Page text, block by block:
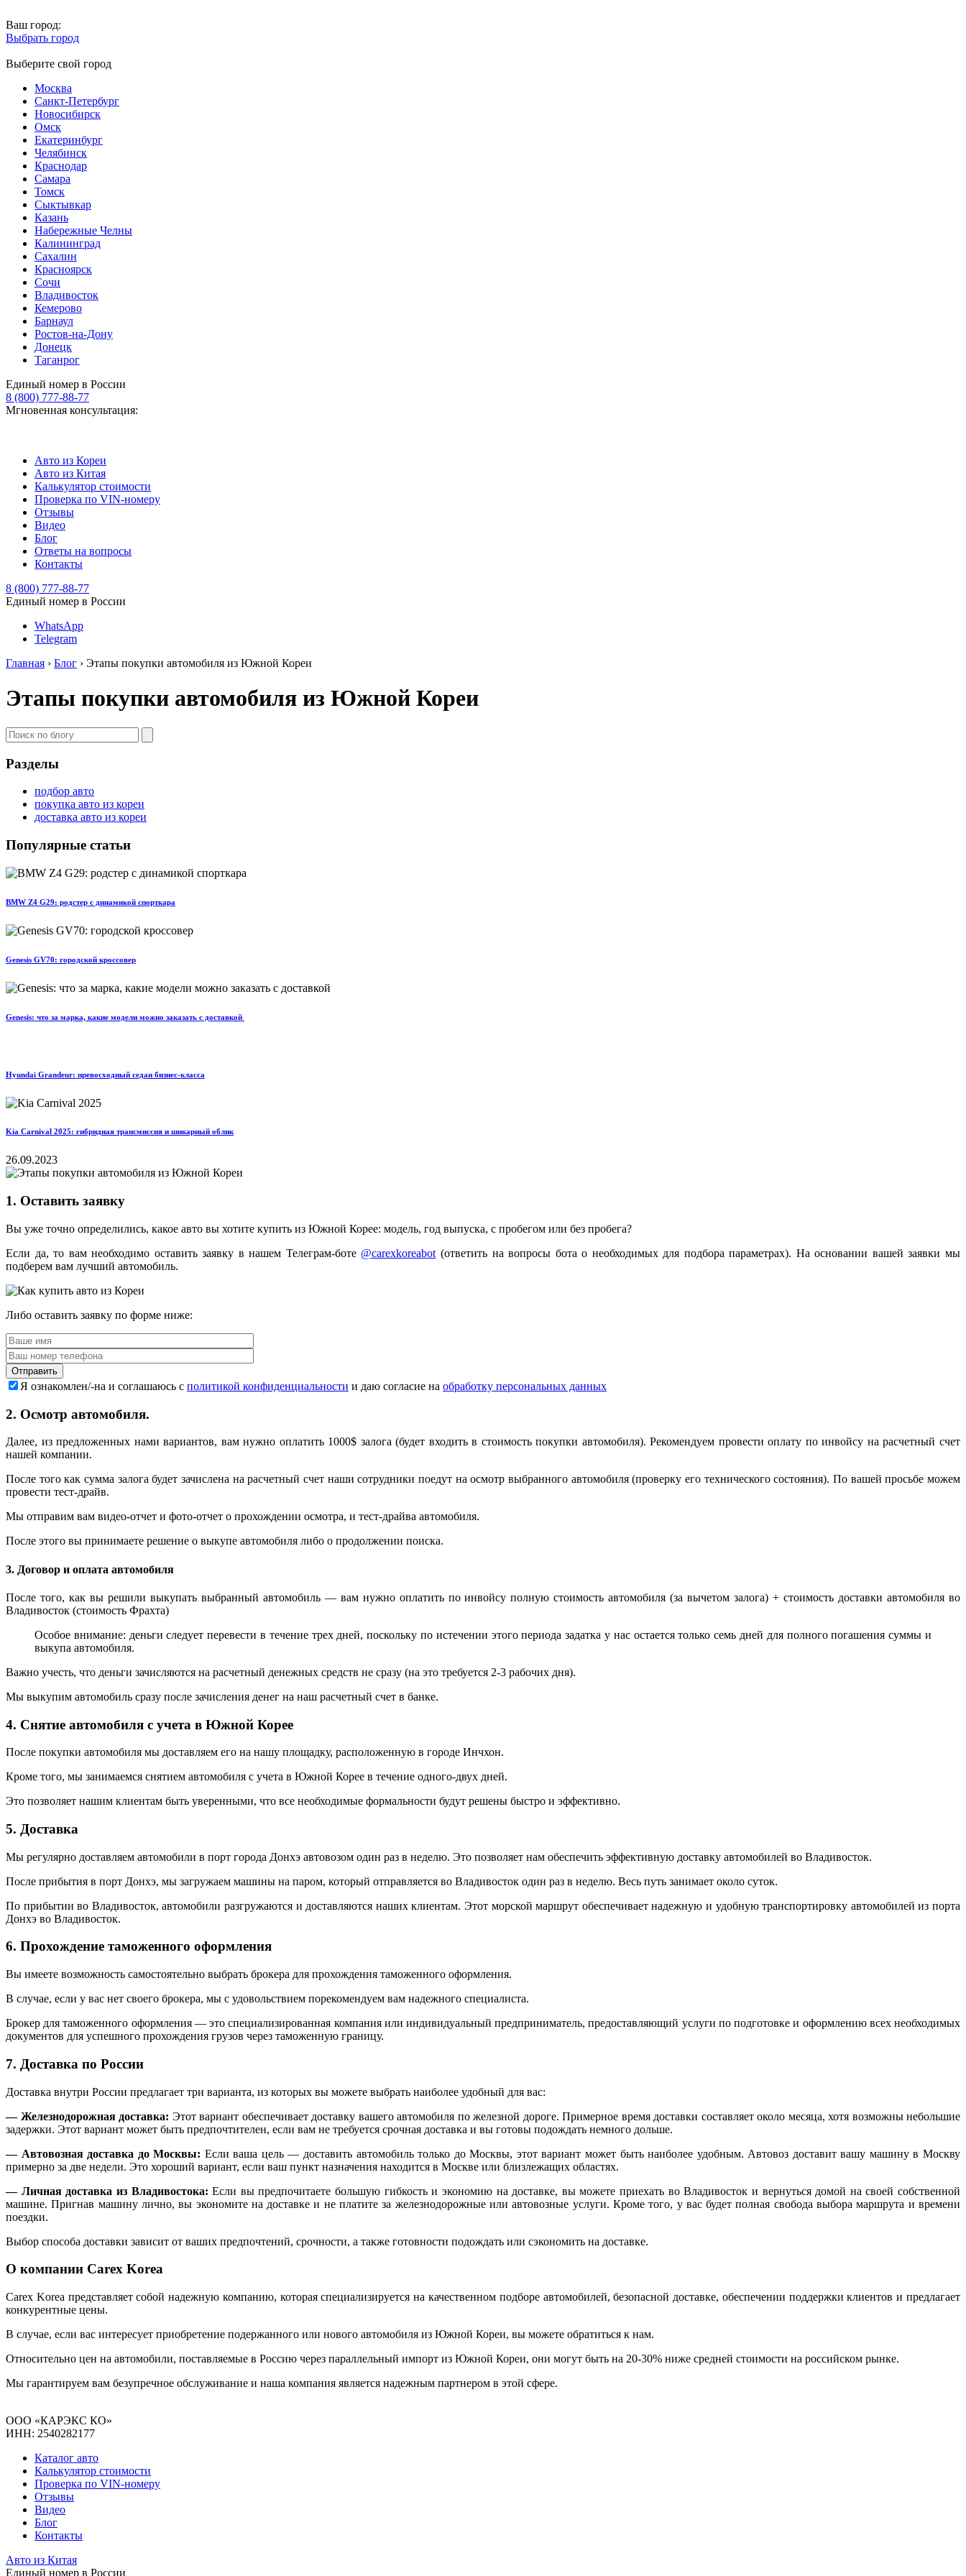
Ваш город:
Выбрать город
Выберите свой город
Москва
Санкт-Петербург
Новосибирск
Омск
Екатеринбург
Челябинск
Краснодар
Самара
Томск
Сыктывкар
Казань
Набережные Челны
Калининград
Сахалин
Красноярск
Сочи
Владивосток
Кемерово
Барнаул
Ростов-на-Дону
Донецк
Таганрог
Единый номер в России
8 (800) 777-88-77
Мгновенная консультация:
Авто из Кореи
Авто из Китая
Калькулятор стоимости
Проверка по VIN-номеру
Отзывы
Видео
Блог
Ответы на вопросы
Контакты
8 (800) 777-88-77
Единый номер в России
WhatsApp
Telegram
Главная › Блог › Этапы покупки автомобиля из Южной Кореи
Этапы покупки автомобиля из Южной Кореи
Разделы
подбор авто
покупка авто из кореи
доставка авто из кореи
Популярные статьи
BMW Z4 G29: родстер с динамикой спорткара
Genesis GV70: городской кроссовер
Genesis: что за марка, какие модели можно заказать с доставкой
Hyundai Grandeur: превосходный седан бизнес-класса
Kia Carnival 2025: гибридная трансмиссия и шикарный облик
26.09.2023
1. Оставить заявку
Вы уже точно определились, какое авто вы хотите купить из Южной Корее: модель, год выпуска, с пробегом или без пробега?
Если да, то вам необходимо оставить заявку в нашем Телеграм-боте @carexkoreabot (ответить на вопросы бота о необходимых для подбора параметрах). На основании вашей заявки мы
подберем вам лучший автомобиль.
Либо оставить заявку по форме ниже:
Я ознакомлен/-на и соглашаюсь с политикой конфиденциальности и даю согласие на обработку персональных данных
2. Осмотр автомобиля.
Далее, из предложенных нами вариантов, вам нужно оплатить 1000$ залога (будет входить в стоимость покупки автомобиля). Рекомендуем провести оплату по инвойсу на расчетный счет
нашей компании.
После того как сумма залога будет зачислена на расчетный счет наши сотрудники поедут на осмотр выбранного автомобиля (проверку его технического состояния). По вашей просьбе можем
провести тест-драйв.
Мы отправим вам видео-отчет и фото-отчет о прохождении осмотра, и тест-драйва автомобиля.
После этого вы принимаете решение о выкупе автомобиля либо о продолжении поиска.
3. Договор и оплата автомобиля
После того, как вы решили выкупать выбранный автомобиль — вам нужно оплатить по инвойсу полную стоимость автомобиля (за вычетом залога) + стоимость доставки автомобиля во
Владивосток (стоимость Фрахта)
Особое внимание: деньги следует перевести в течение трех дней, поскольку по истечении этого периода задатка у нас остается только семь дней для полного погашения суммы и
выкупа автомобиля.
Важно учесть, что деньги зачисляются на расчетный денежных средств не сразу (на это требуется 2-3 рабочих дня).
Мы выкупим автомобиль сразу после зачисления денег на наш расчетный счет в банке.
4. Снятие автомобиля с учета в Южной Корее
После покупки автомобиля мы доставляем его на нашу площадку, расположенную в городе Инчхон.
Кроме того, мы занимаемся снятием автомобиля с учета в Южной Корее в течение одного-двух дней.
Это позволяет нашим клиентам быть уверенными, что все необходимые формальности будут решены быстро и эффективно.
5. Доставка
Мы регулярно доставляем автомобили в порт города Донхэ автовозом один раз в неделю. Это позволяет нам обеспечить эффективную доставку автомобилей во Владивосток.
После прибытия в порт Донхэ, мы загружаем машины на паром, который отправляется во Владивосток один раз в неделю. Весь путь занимает около суток.
По прибытии во Владивосток, автомобили разгружаются и доставляются наших клиентам. Этот морской маршрут обеспечивает надежную и удобную транспортировку автомобилей из порта
Донхэ во Владивосток.
6. Прохождение таможенного оформления
Вы имеете возможность самостоятельно выбрать брокера для прохождения таможенного оформления.
В случае, если у вас нет своего брокера, мы с удовольствием порекомендуем вам надежного специалиста.
Брокер для таможенного оформления — это специализированная компания или индивидуальный предприниматель, предоставляющий услуги по подготовке и оформлению всех необходимых
документов для успешного прохождения грузов через таможенную границу.
7. Доставка по России
Доставка внутри России предлагает три варианта, из которых вы можете выбрать наиболее удобный для вас:
— Железнодорожная доставка: Этот вариант обеспечивает доставку вашего автомобиля по железной дороге. Примерное время доставки составляет около месяца, хотя возможны небольшие
задержки. Этот вариант может быть предпочтителен, если вам не требуется срочная доставка и вы готовы подождать немного дольше.
— Автовозная доставка до Москвы: Если ваша цель — доставить автомобиль только до Москвы, этот вариант может быть наиболее удобным. Автовоз доставит вашу машину в Москву
примерно за две недели. Это хороший вариант, если ваш пункт назначения находится в Москве или близлежащих областях.
— Личная доставка из Владивостока: Если вы предпочитаете большую гибкость и экономию на доставке, вы можете приехать во Владивосток и вернуться домой на своей собственной
машине. Пригнав машину лично, вы экономите на доставке и не платите за железнодорожные или автовозные услуги. Кроме того, у вас будет полная свобода выбора маршрута и времени
поездки.
Выбор способа доставки зависит от ваших предпочтений, срочности, а также готовности подождать или сэкономить на доставке.
О компании Carex Korea
Carex Korea представляет собой надежную компанию, которая специализируется на качественном подборе автомобилей, безопасной доставке, обеспечении поддержки клиентов и предлагает
конкурентные цены.
В случае, если вас интересует приобретение подержанного или нового автомобиля из Южной Кореи, вы можете обратиться к нам.
Относительно цен на автомобили, поставляемые в Россию через параллельный импорт из Южной Кореи, они могут быть на 20-30% ниже средней стоимости на российском рынке.
Мы гарантируем вам безупречное обслуживание и наша компания является надежным партнером в этой сфере.
ООО «КАРЭКС КО»
ИНН: 2540282177
Каталог авто
Калькулятор стоимости
Проверка по VIN-номеру
Отзывы
Видео
Блог
Контакты
Авто из Китая
Единый номер в России